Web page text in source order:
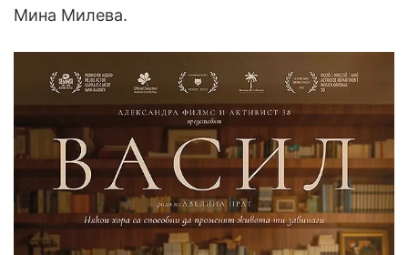
Мина Милева.